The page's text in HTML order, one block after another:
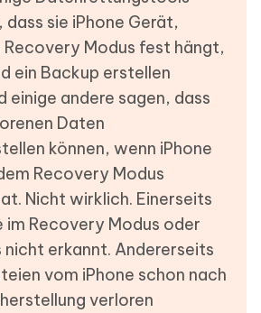
sie iPhone Gerät,
Modus fest hängt,
ein Backup erstellen
einige andere sagen, dass
Daten
können, wenn iPhone
Recovery Modus
Nicht wirklich. Einerseits
im Recovery Modus oder
nicht erkannt. Andererseits
vom iPhone schon nach
verloren